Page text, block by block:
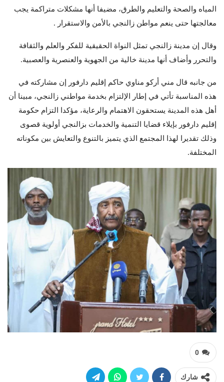
المياه والصحة والتعليم والطرق، مضيفا أنها مشكلات متراكمة يجب
معالجتها حتى ينعم مواطن زالنجي بالأمن والاستقرار .
وقال إن مدينة زالنجي تمثل النواة الحقيقية للفكر والعلم والثقافة
والتحرر وأضاف أنها مدينة خالية من الجهوية والعنصرية والعصبية.
من جانبه قال مني أركو مناوي حاكم إقليم دارفور إن مشاركته في
هذه المناسبة تأتي في إطار الإلتزام بخدمة مواطني زالنجي، مبينا أن
أهل هذه المدينة يستحقون الاهتمام والرعاية، مؤكدا التزام حكومة
إقليم دارفور بإيلاء قضايا التنمية والخدمات بزالنجي أولوية قصوى
وذلك تقديرا لهذا المجتمع الذي يتميز بالتنوع والتعايش بين مكوناته
المختلفة.
0
شارك